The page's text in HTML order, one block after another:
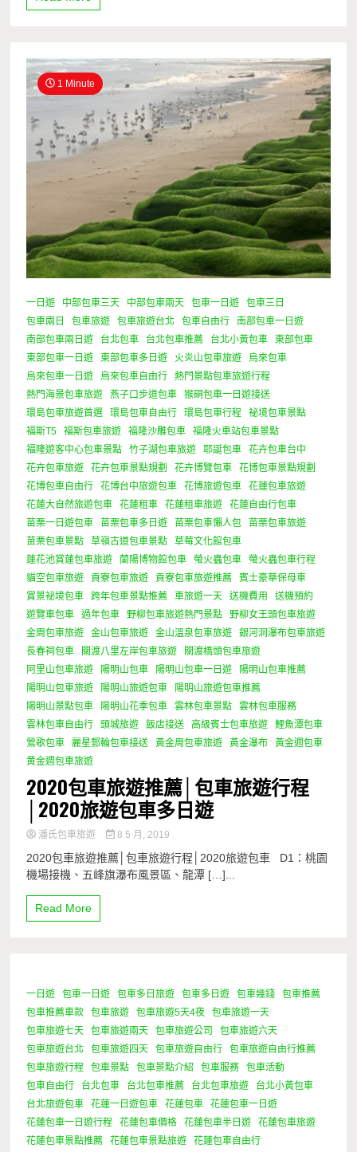
1 Minute
一日遊 中部包車三天 中部包車兩天 包車一日遊
包車三日
包車兩日
包車旅遊 包車旅遊台北 包車自由行
南部包車一日遊
南部包車兩日遊
台北包車 台北包車推薦 台北小黃包車
東部包車
東部包車一日遊
東部包車多日遊 火炎山包車旅遊
烏來包車
烏來包車一日遊
烏來包車自由行
熱門景點包車旅遊行程
熱門海景包車旅遊
燕子口步道包車
猴硐包車一日遊接送
環島包車旅遊首選
環島包車自由行 環島包車行程
祕境包車景點
福斯T5
福斯包車旅遊 福隆沙雕包車
福隆火車站包車景點
福隆遊客中心包車景點
竹子湖包車旅遊 耶誕包車
花卉包車台中
花卉包車旅遊
花卉包車景點規劃 花卉博覽包車
花博包車景點規劃
花博包車自由行
花博台中旅遊包車 花博旅遊包車
花蓮包車旅遊
花蓮大自然旅遊包車
花蓮租車 花蓮租車旅遊
花蓮自由行包車
苗栗一日遊包車
苗栗包車多日遊 苗栗包車懶人包
苗栗包車旅遊
苗栗包車景點
草嶺古道包車景點
草莓文化館包車
蓮花池賞蓮包車旅遊
蘭陽博物館包車 螢火蟲包車
螢火蟲包車行程
貓空包車旅遊
貢寮包車旅遊 貢寮包車旅遊推薦
賓士豪華保母車
賞景祕境包車
跨年包車景點推薦 車旅遊一天 送機費用
送機預約
遊覽車包車
過年包車 野柳包車旅遊熱門景點
野柳女王頭包車旅遊
金周包車旅遊
金山包車旅遊 金山溫泉包車旅遊
銀河洞瀑布包車旅遊
長春祠包車
關渡八里左岸包車旅遊
關渡橋頭包車旅遊
阿里山包車旅遊
陽明山包車 陽明山包車一日遊
陽明山包車推薦
陽明山包車旅遊
陽明山旅遊包車
陽明山旅遊包車推薦
陽明山景點包車
陽明山花季包車 雲林包車景點
雲林包車服務
雲林包車自由行
頭城旅遊 飯店接送 高級賓士包車旅遊
鯉魚潭包車
鶯歌包車
麗星郵輪包車接送 黃金周包車旅遊 黃金瀑布
黃金週包車
黄金週包車旅遊
2020包車旅遊推薦│包車旅遊行程
│2020旅遊包車多日遊
潘氏包車旅遊 8 5 月, 2019
2020包車旅遊推薦│包車旅遊行程│2020旅遊包車 D1：桃園
機場接機、五峰旗瀑布風景區、龍潭 […]...
Read More
1 Minute
一日遊 包車一日遊 包車多日旅遊 包車多日遊 包車幾錢
包車推薦
包車推薦車款
包車旅遊 包車旅遊5天4夜
包車旅遊一天
包車旅遊七天
包車旅遊兩天 包車旅遊公司
包車旅遊六天
包車旅遊台北
包車旅遊四天 包車旅遊自由行
包車旅遊自由行推薦
包車旅遊行程
包車景點 包車景點介紹 包車服務
包車活動
包車自由行
台北包車 台北包車推薦 台北包車旅遊
台北小黃包車
台北旅遊包車
花蓮一日遊包車 花蓮包車
花蓮包車一日遊
花蓮包車一日遊行程
花蓮包車價格 花蓮包車半日遊
花蓮包車旅遊
花蓮包車景點推薦
花蓮包車景點旅遊
花蓮包車自由行